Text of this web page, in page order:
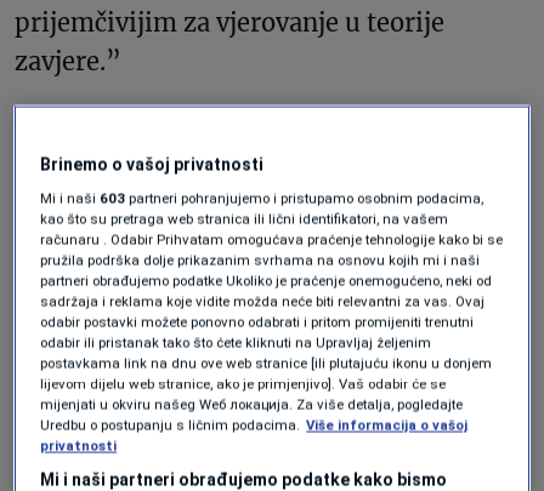
prijemčivijim za vjerovanje u teorije
zavjere.”
strategije za suzbijanje teorija zavjere.
Na primjer, autori su otkrili da je najjača
povezanost između vjerovanja, zle namjere
i nesigurnosti u pogledu svijeta.
Foto. Shutterstock/Tero Vesalainen
Brinemo o vašoj privatnosti
Mi i naši 603 partneri pohranjujemo i pristupamo osobnim podacima,
kao što su pretraga web stranica ili lični identifikatori, na vašem
računaru . Odabir Prihvatam omogućava praćenje tehnologije kako bi se
pružila podrška dolje prikazanim svrhama na osnovu kojih mi i naši
partneri obrađujemo podatke Ukoliko je praćenje onemogućeno, neki od
sadržaja i reklama koje vidite možda neće biti relevantni za vas. Ovaj
odabir postavki možete ponovno odabrati i pritom promijeniti trenutni
odabir ili pristanak tako što ćete kliknuti na Upravljaj željenim
postavkama link na dnu ove web stranice [ili plutajuću ikonu u donjem
lijevom dijelu web stranice, ako je primjenjivo]. Vaš odabir će se
mijenjati u okviru našeg Wеб локација. Za više detalja, pogledajte
Uredbu o postupanju s ličnim podacima. Više informacija o vašoj
privatnosti
Mi i naši partneri obrađujemo podatke kako bismo